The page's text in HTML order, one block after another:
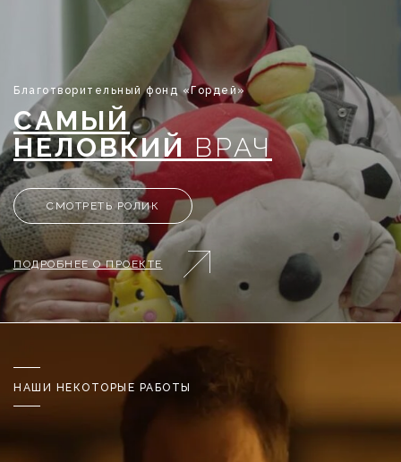
САМЫЙ
НЕЛОВКИЙ ВРАЧ
ПОДРОБНЕЕ О ПРОЕКТЕ
Благотворительный фонд «Гордей»
СМОТРЕТЬ РОЛИК
НАШИ НЕКОТОРЫЕ РАБОТЫ